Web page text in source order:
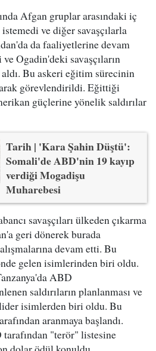
Afgan gruplar arasındaki iç
ve diğer savaşçılarla
da faaliyetlerine devam
Ogadin'deki savaşçıların
Bu askeri eğitim sürecinin
görevlendirildi. Eğittiği
güçlerine yönelik saldırılar
Tarih | 'Kara Şahin Düştü':
Somali'de ABD'nin 19 kayıp
verdiği Mogadişu
Muharebesi
savaşçıları ülkeden çıkarma
geri dönerek burada
devam etti. Bu
gelen isimlerinden biri oldu.
ABD
saldırıların planlanması ve
isimlerden biri oldu. Bu
aranmaya başlandı.
"terör" listesine